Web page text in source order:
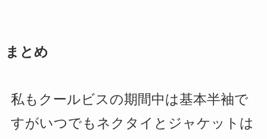
まとめ
私もクールビスの期間中は基本半袖で
すがいつでもネクタイとジャケットは